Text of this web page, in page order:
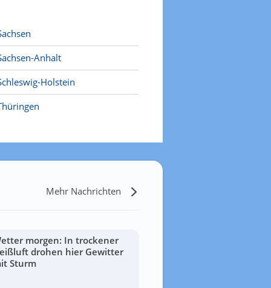
Anhalt
Holstein
Mehr Nachrichten
morgen: In trockener
drohen hier Gewitter
Sturm